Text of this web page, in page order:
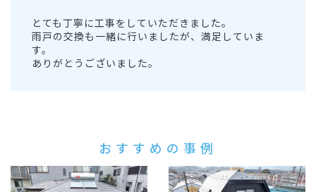
とても丁寧に工事をしていただきました。
雨戸の交換も一緒に行いましたが、満足していま
す。
ありがとうございました。
おすすめの事例